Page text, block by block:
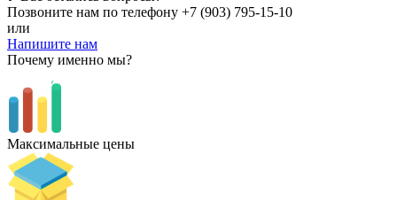
Позвоните нам по телефону +7 (903) 795-15-10
или
Напишите нам
Почему именно мы?
Максимальные цены